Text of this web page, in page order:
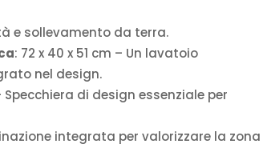
e sollevamento da terra.
: 72 x 40 x 51 cm – Un lavatoio
nel design.
Specchiera di design essenziale per
integrata per valorizzare la zona